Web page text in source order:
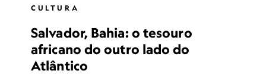
CULTURA
Salvador, Bahia: o tesouro
africano do outro lado do
Atlântico